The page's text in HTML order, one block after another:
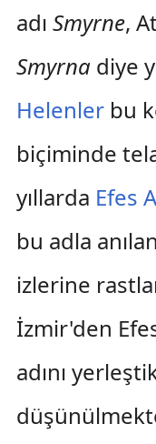
adı Smyrne,
Smyrna diye
Helenlerbu
biçiminde
yıllarda Efes
bu adla
izlerine
İzmir'den
adını